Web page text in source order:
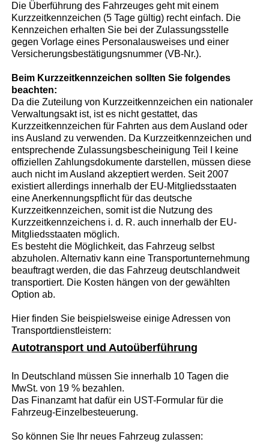
Die Überführung des Fahrzeuges geht mit einem
Kurzzeitkennzeichen (5 Tage gültig) recht einfach. Die
Kennzeichen erhalten Sie bei der Zulassungsstelle
gegen Vorlage eines Personalausweises und einer
Versicherungsbestätigungsnummer (VB-Nr.).
Beim Kurzzeitkennzeichen sollten Sie folgendes
beachten:
Da die Zuteilung von Kurzzeitkennzeichen ein nationaler
Verwaltungsakt ist, ist es nicht gestattet, das
Kurzzeitkennzeichen für Fahrten aus dem Ausland oder
ins Ausland zu verwenden. Da Kurzzeitkennzeichen und
entsprechende Zulassungsbescheinigung Teil I keine
offiziellen Zahlungsdokumente darstellen, müssen diese
auch nicht im Ausland akzeptiert werden. Seit 2007
existiert allerdings innerhalb der EU-Mitgliedsstaaten
eine Anerkennungspflicht für das deutsche
Kurzzeitkennzeichen, somit ist die Nutzung des
Kurzzeitkennzeichens i. d. R. auch innerhalb der EU-
Mitgliedsstaaten möglich.
Es besteht die Möglichkeit, das Fahrzeug selbst
abzuholen. Alternativ kann eine Transportunternehmung
beauftragt werden, die das Fahrzeug deutschlandweit
transportiert. Die Kosten hängen von der gewählten
Option ab.
Hier finden Sie beispielsweise einige Adressen von
Transportdienstleistern:
Autotransport und Autoüberführung
In Deutschland müssen Sie innerhalb 10 Tagen die
MwSt. von 19 % bezahlen.
Das Finanzamt hat dafür ein UST-Formular für die
Fahrzeug-Einzelbesteuerung.
So können Sie Ihr neues Fahrzeug zulassen: